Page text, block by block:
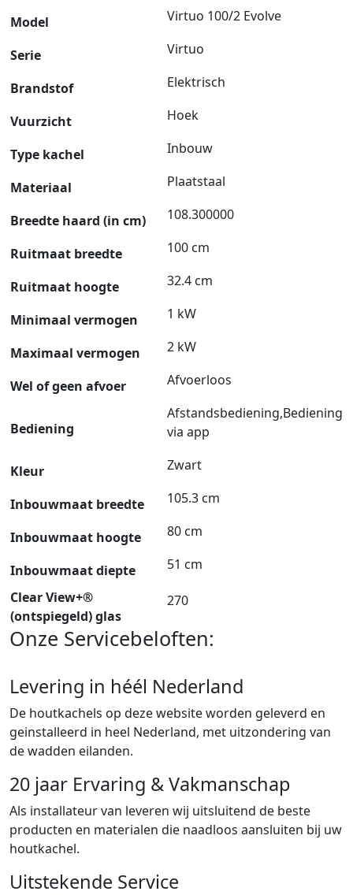
Model Virtuo 100/2 Evolve
Serie Virtuo
Brandstof Elektrisch
Vuurzicht Hoek
Type kachel Inbouw
Materiaal Plaatstaal
Breedte haard (in cm) 108.300000
Ruitmaat breedte 100 cm
Ruitmaat hoogte 32.4 cm
Minimaal vermogen 1 kW
Maximaal vermogen 2 kW
Wel of geen afvoer Afvoerloos
Bediening
Afstandsbediening,Bediening
via app
Kleur Zwart
Inbouwmaat breedte 105.3 cm
Inbouwmaat hoogte 80 cm
Inbouwmaat diepte
51 cm
Clear View+®
(ontspiegeld) glas
270
Onze Servicebeloften:
Levering in héél Nederland
De houtkachels op deze website worden geleverd en
geinstalleerd in heel Nederland, met uitzondering van
de wadden eilanden.
20 jaar Ervaring & Vakmanschap
Als installateur van leveren wij uitsluitend de beste
producten en materialen die naadloos aansluiten bij uw
houtkachel.
Uitstekende Service